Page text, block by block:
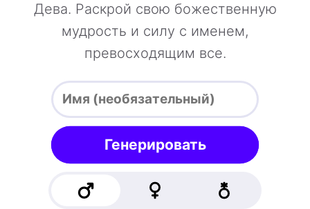
Дева. Раскрой свою божественную
мудрость и силу с именем,
превосходящим все.
Генерировать